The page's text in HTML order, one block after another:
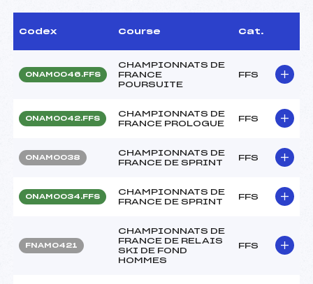
Codex Course Cat.
ONAM0046.FFS
CHAMPIONNATS DE
FRANCE
POURSUITE
FFS
ONAM0042.FFS
CHAMPIONNATS DE
FRANCE PROLOGUE
FFS
ONAM0038
CHAMPIONNATS DE
FRANCE DE SPRINT
FFS
ONAM0034.FFS
CHAMPIONNATS DE
FRANCE DE SPRINT
FFS
FNAM0421
CHAMPIONNATS DE
FRANCE DE RELAIS
SKI DE FOND
HOMMES
FFS